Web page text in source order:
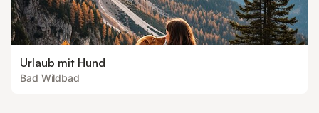
Urlaub mit Hund
Bad Wildbad